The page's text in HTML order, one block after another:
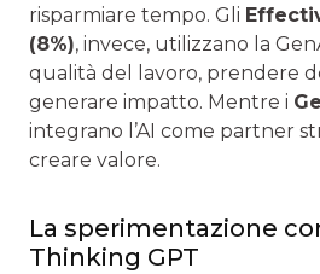
risparmiare tempo. Gli
(8%), invece, utilizzano la
qualità del lavoro, prendere
generare impatto. Mentre i
integrano l’AI come partner
creare valore.
La sperimentazione
Thinking GPT